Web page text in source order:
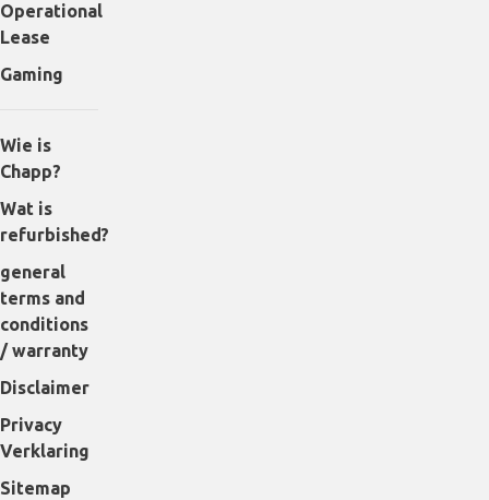
Operational
Lease
Gaming
Wie is
Chapp?
Wat is
refurbished?
general
terms and
conditions
/ warranty
Disclaimer
Privacy
Verklaring
Sitemap